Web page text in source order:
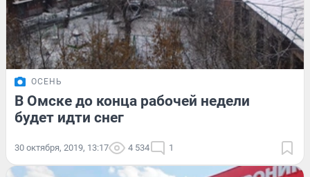
ОСЕНЬ
В Омске до конца рабочей недели
будет идти снег
30 октября, 2019, 13:17 4 534 1